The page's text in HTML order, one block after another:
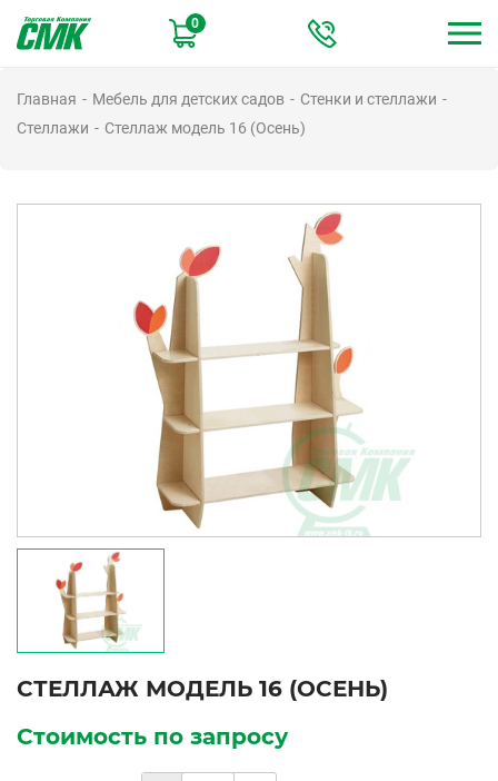
основному
0
Главная Мебель для детских садов
Стенки и стеллажи
Стеллажи
Стеллаж модель 16 (Осень)
СТЕЛЛАЖ МОДЕЛЬ 16 (ОСЕНЬ)
Стоимость по запросу